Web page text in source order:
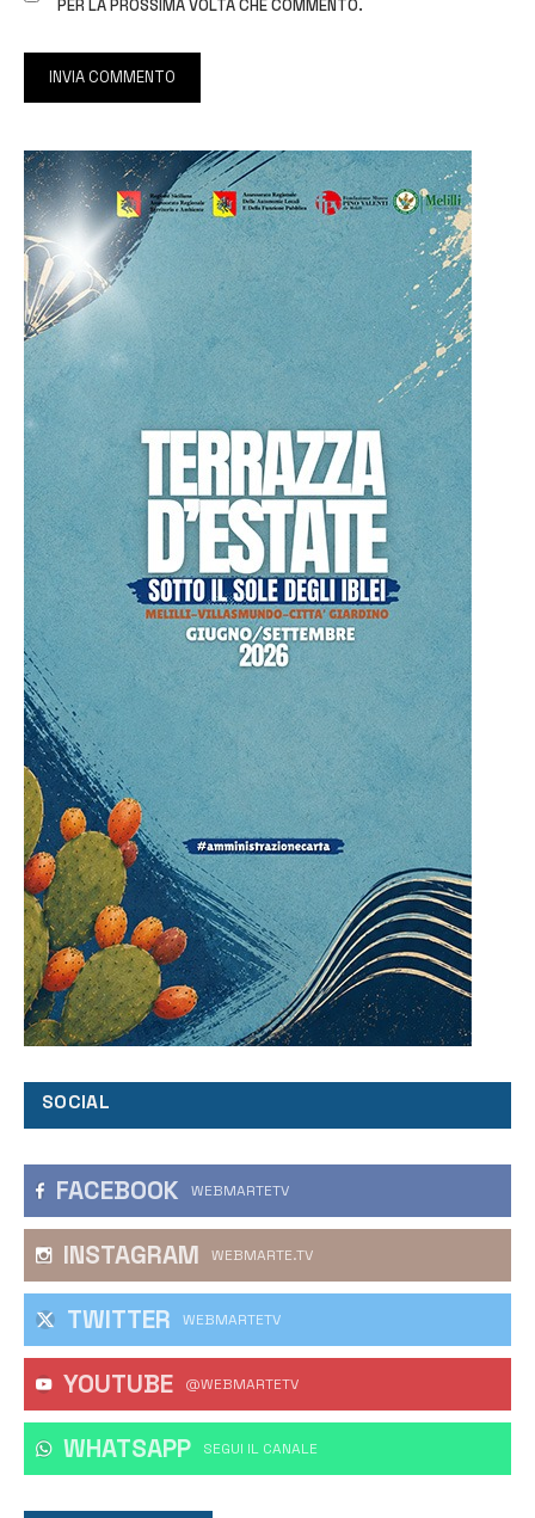
PER LA PROSSIMA VOLTA CHE COMMENTO.
SOCIAL
FACEBOOK WEBMARTETV
INSTAGRAM WEBMARTE.TV
TWITTER WEBMARTETV
YOUTUBE @WEBMARTETV
WHATSAPP ‎SEGUI IL CANALE